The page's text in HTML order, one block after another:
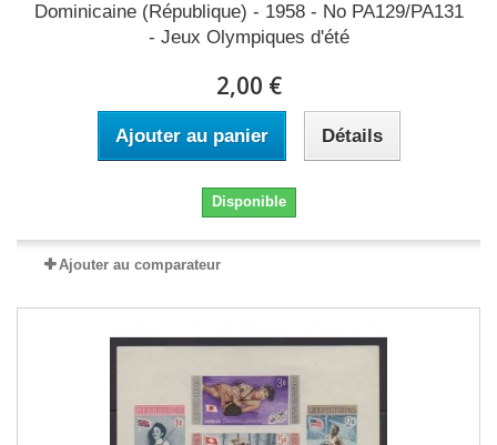
Dominicaine (République) - 1958 - No PA129/PA131
- Jeux Olympiques d'été
2,00 €
Ajouter au panier Détails
Disponible
Ajouter au comparateur